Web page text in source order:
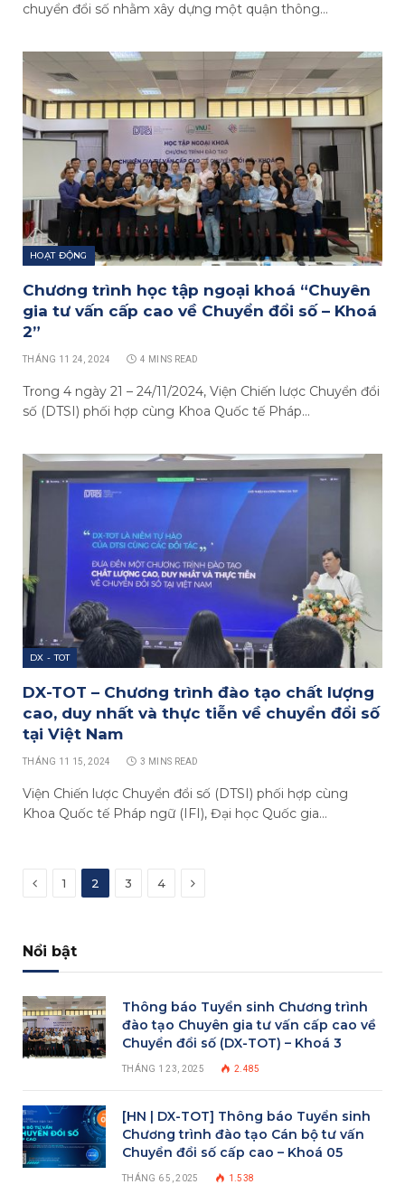
chuyển đổi số nhằm xây dựng một quận thông…
HOẠT ĐỘNG
Chương trình học tập ngoại khoá “Chuyên
gia tư vấn cấp cao về Chuyển đổi số – Khoá
2”
THÁNG 11 24, 2024 4 MINS READ
Trong 4 ngày 21 – 24/11/2024, Viện Chiến lược Chuyển đổi
số (DTSI) phối hợp cùng Khoa Quốc tế Pháp…
DX - TOT
DX-TOT – Chương trình đào tạo chất lượng
cao, duy nhất và thực tiễn về chuyển đổi số
tại Việt Nam
THÁNG 11 15, 2024 3 MINS READ
Viện Chiến lược Chuyển đổi số (DTSI) phối hợp cùng
Khoa Quốc tế Pháp ngữ (IFI), Đại học Quốc gia…
Previous
1 2 3 4 Next
Nổi bật
Thông báo Tuyển sinh Chương trình
đào tạo Chuyên gia tư vấn cấp cao về
Chuyển đổi số (DX-TOT) – Khoá 3
THÁNG 1 23, 2025 2.485
[HN | DX-TOT] Thông báo Tuyển sinh
Chương trình đào tạo Cán bộ tư vấn
Chuyển đổi số cấp cao – Khoá 05
THÁNG 6 5, 2025 1.538